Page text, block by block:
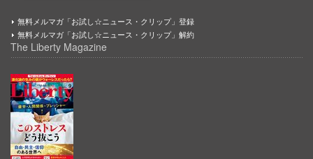
無料メルマガ「お試し☆ニュース・クリップ」登録
無料メルマガ「お試し☆ニュース・クリップ」解約
The Liberty Magazine